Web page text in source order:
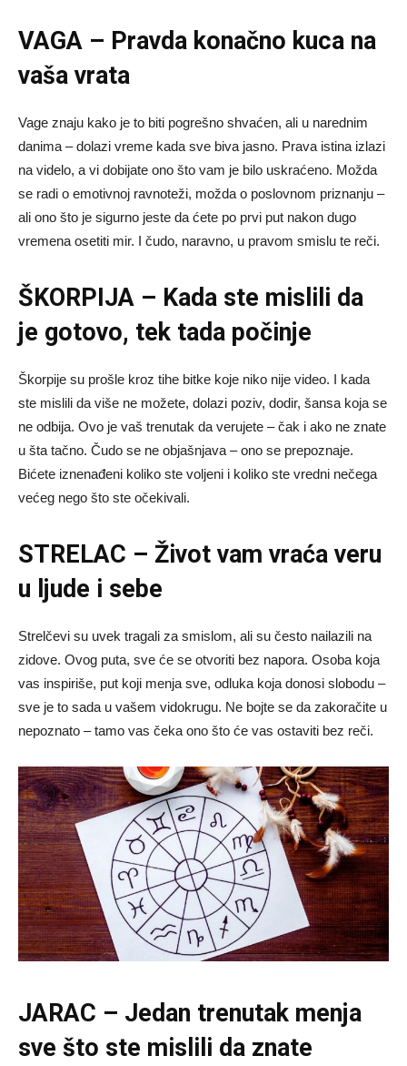
VAGA – Pravda konačno kuca na
vaša vrata
Vage znaju kako je to biti pogrešno shvaćen, ali u narednim
danima – dolazi vreme kada sve biva jasno. Prava istina izlazi
na videlo, a vi dobijate ono što vam je bilo uskraćeno. Možda
se radi o emotivnoj ravnoteži, možda o poslovnom priznanju –
ali ono što je sigurno jeste da ćete po prvi put nakon dugo
vremena osetiti mir. I čudo, naravno, u pravom smislu te reči.
ŠKORPIJA – Kada ste mislili da
je gotovo, tek tada počinje
Škorpije su prošle kroz tihe bitke koje niko nije video. I kada
ste mislili da više ne možete, dolazi poziv, dodir, šansa koja se
ne odbija. Ovo je vaš trenutak da verujete – čak i ako ne znate
u šta tačno. Čudo se ne objašnjava – ono se prepoznaje.
Bićete iznenađeni koliko ste voljeni i koliko ste vredni nečega
većeg nego što ste očekivali.
STRELAC – Život vam vraća veru
u ljude i sebe
Strelčevi su uvek tragali za smislom, ali su često nailazili na
zidove. Ovog puta, sve će se otvoriti bez napora. Osoba koja
vas inspiriše, put koji menja sve, odluka koja donosi slobodu –
sve je to sada u vašem vidokrugu. Ne bojte se da zakoračite u
nepoznato – tamo vas čeka ono što će vas ostaviti bez reči.
JARAC – Jedan trenutak menja
sve što ste mislili da znate